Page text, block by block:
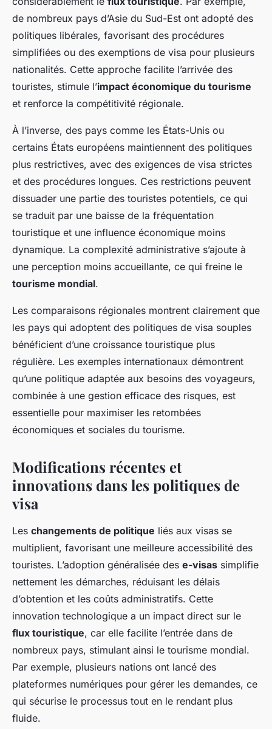
de nombreux pays d’Asie du Sud-Est ont adopté des
politiques libérales, favorisant des procédures
simplifiées ou des exemptions de visa pour plusieurs
nationalités. Cette approche facilite l’arrivée des
touristes, stimule l’impact économique du tourisme
et renforce la compétitivité régionale.
À l’inverse, des pays comme les États-Unis ou
certains États européens maintiennent des politiques
plus restrictives, avec des exigences de visa strictes
et des procédures longues. Ces restrictions peuvent
dissuader une partie des touristes potentiels, ce qui
se traduit par une baisse de la fréquentation
touristique et une influence économique moins
dynamique. La complexité administrative s’ajoute à
une perception moins accueillante, ce qui freine le
tourisme mondial.
Les comparaisons régionales montrent clairement que
les pays qui adoptent des politiques de visa souples
bénéficient d’une croissance touristique plus
régulière. Les exemples internationaux démontrent
qu’une politique adaptée aux besoins des voyageurs,
combinée à une gestion efficace des risques, est
essentielle pour maximiser les retombées
économiques et sociales du tourisme.
Modifications récentes et
innovations dans les politiques de
visa
Les changements de politique liés aux visas se
multiplient, favorisant une meilleure accessibilité des
touristes. L’adoption généralisée des e-visas simplifie
nettement les démarches, réduisant les délais
d’obtention et les coûts administratifs. Cette
innovation technologique a un impact direct sur le
flux touristique, car elle facilite l’entrée dans de
nombreux pays, stimulant ainsi le tourisme mondial.
Par exemple, plusieurs nations ont lancé des
plateformes numériques pour gérer les demandes, ce
qui sécurise le processus tout en le rendant plus
fluide.